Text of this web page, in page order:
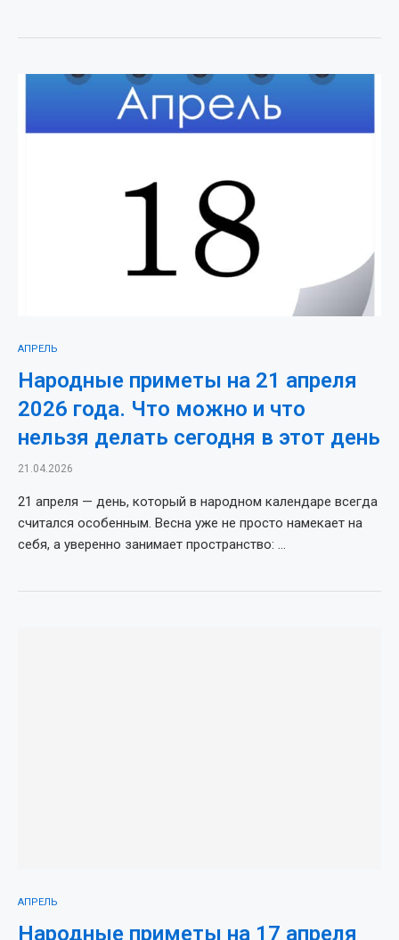
АПРЕЛЬ
Народные приметы на 21 апреля
2026 года. Что можно и что
нельзя делать сегодня в этот день
21.04.2026
21 апреля — день, который в народном календаре всегда
считался особенным. Весна уже не просто намекает на
себя, а уверенно занимает пространство: …
АПРЕЛЬ
Народные приметы на 17 апреля